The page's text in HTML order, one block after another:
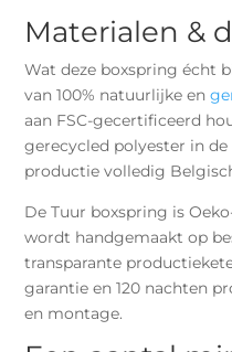
Materialen &
Wat deze boxspring écht
van 100% natuurlijke en
aan FSC-gecertificeerd
gerecycled polyester in
productie volledig
De Tuur boxspring is
wordt handgemaakt op
transparante
garantie en 120 nachten
en montage.